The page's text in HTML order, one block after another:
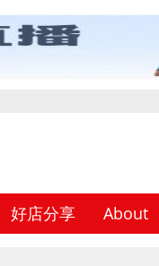
好店分享 About